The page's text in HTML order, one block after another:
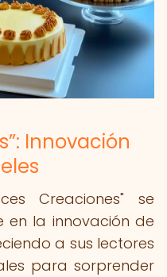
Innovación
Creaciones" se
la innovación de
a sus lectores
para sorprender